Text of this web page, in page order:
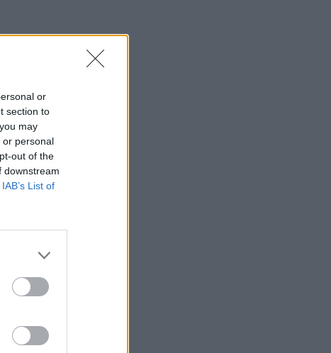
or
section to
may
or personal
out of the
downstream
IAB’s List of